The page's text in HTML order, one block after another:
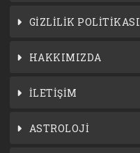
GİZLİLİK POLİTİKASI
HAKKIMIZDA
İLETİŞİM
ASTROLOJİ